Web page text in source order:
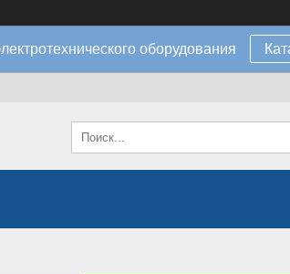
оборудования